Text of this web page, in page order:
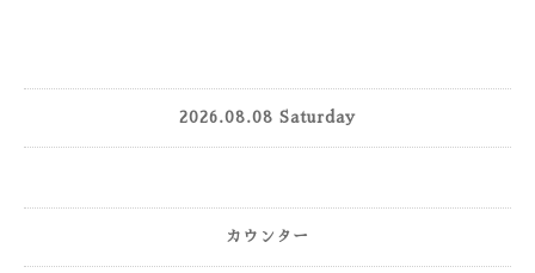
2026.08.08 Saturday
カウンター